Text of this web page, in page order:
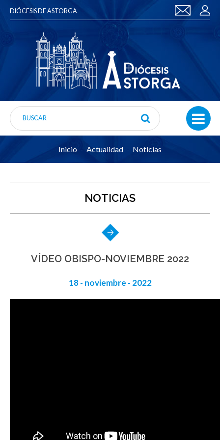
DIÓCESIS DE ASTORGA
Inicio Actualidad Noticias
NOTICIAS
VÍDEO OBISPO-NOVIEMBRE 2022
18 - noviembre - 2022